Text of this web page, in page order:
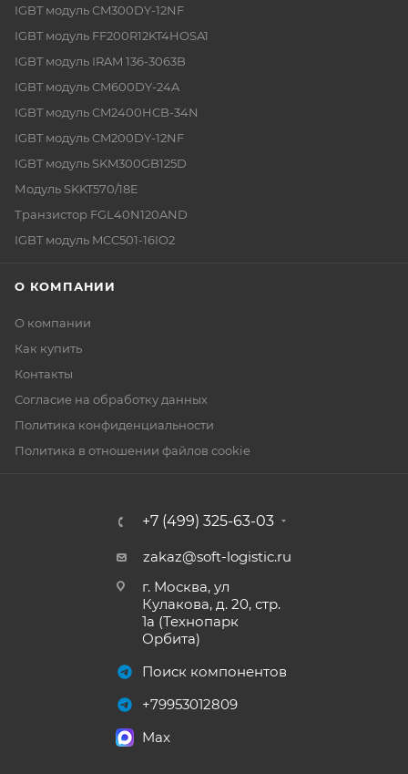
IGBT модуль CM300DY-12NF
IGBT модуль FF200R12KT4HOSA1
IGBT модуль IRAM 136-3063B
IGBT модуль CM600DY-24A
IGBT модуль CM2400HCB-34N
IGBT модуль CM200DY-12NF
IGBT модуль SKM300GB125D
Модуль SKKT570/18E
Транзистор FGL40N120AND
IGBT модуль MCC501-16IO2
О КОМПАНИИ
О компании
Как купить
Контакты
Согласие на обработку данных
Политика конфиденциальности
Политика в отношении файлов cookie
+7 (499) 325-63-03
zakaz@soft-logistic.ru
г. Москва, ул
Кулакова, д. 20, стр.
1а (Технопарк
Орбита)
Поиск компонентов
+79953012809
Max